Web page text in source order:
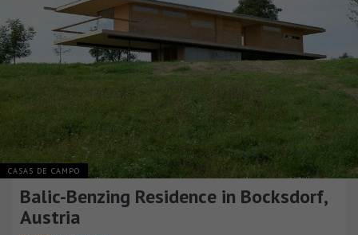
CASAS DE CAMPO
Balic-Benzing Residence in Bocksdorf,
Austria